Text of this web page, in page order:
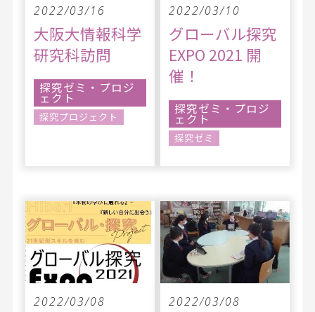
2022/03/16
大阪大情報科学
研究科訪問
探究ゼミ・プロジ
ェクト
探究プロジェクト
2022/03/10
グローバル探究
EXPO 2021 開
催！
探究ゼミ・プロジ
ェクト
探究ゼミ
2022/03/08 2022/03/08